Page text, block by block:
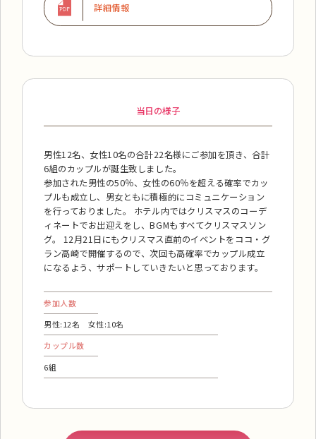
詳細情報
当日の様子
男性12名、女性10名の合計22名様にご参加を頂き、合計
6組のカップルが誕生致しました。
参加された男性の50％、女性の60％を超える確率でカッ
プルも成立し、男女ともに積極的にコミュニケーション
を行っておりました。 ホテル内ではクリスマスのコーデ
ィネートでお出迎えをし、BGMもすべてクリスマスソン
グ。 12月21日にもクリスマス直前のイベントをココ・グ
ラン高崎で開催するので、次回も高確率でカップル成立
になるよう、サポートしていきたいと思っております。
参加人数
男性:12名 女性:10名
カップル数
6組